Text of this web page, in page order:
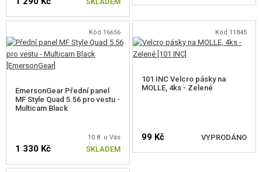
Kód 16656
EmersonGear Přední panel
MF Style Quad 5.56 pro vestu -
Multicam Black
10.8. u Vás
1 330 Kč SKLADEM
Kód 11845
101 INC Velcro pásky na
MOLLE, 4ks - Zelené
99 Kč VYPRODÁNO